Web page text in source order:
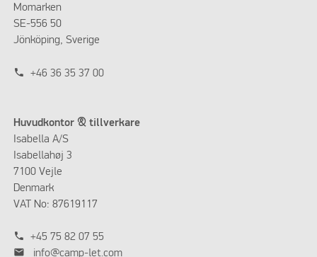
Momarken
SE-556 50
Jönköping, Sverige
phone +46 36 35 37 00
Huvudkontor & tillverkare
Isabella A/S
Isabellahøj 3
7100 Vejle
Denmark
VAT No: 87619117
phone +45 75 82 07 55
mail info@camp-let.com